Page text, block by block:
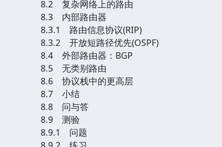
8.2 复杂网络上的路由
8.3 内部路由器
8.3.1 路由信息协议(RIP)
8.3.2 开放短路径优先(OSPF)
8.4 外部路由器：BGP
8.5 无类别路由
8.6 协议栈中的更高层
8.7 小结
8.8 问与答
8.9 测验
8.9.1 问题